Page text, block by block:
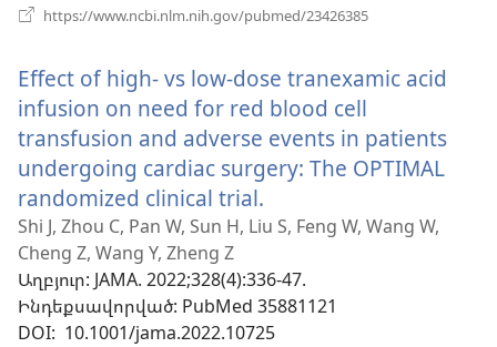
https://www.ncbi.nlm.nih.gov/pubmed/23426385
պատուհան)
Effect of high- vs low-dose tranexamic acid
infusion on need for red blood cell
transfusion and adverse events in patients
undergoing cardiac surgery: The OPTIMAL
randomized clinical trial.
է
պատուհան)
Shi J, Zhou C, Pan W, Sun H, Liu S, Feng W, Wang W,
Cheng Z, Wang Y, Zheng Z
Աղբյուր‎: JAMA. 2022;328(4):336-47.
Ինդեքսավորված‎: PubMed 35881121
DOI‎: 10.1001/jama.2022.10725